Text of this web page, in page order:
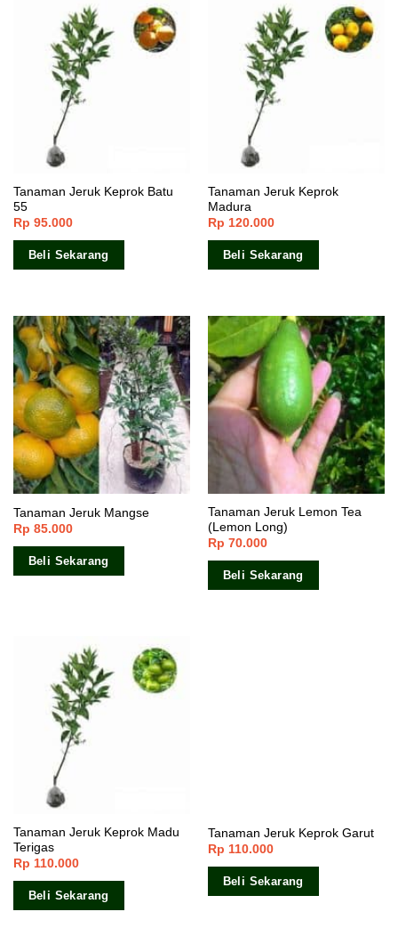
Tanaman Jeruk Keprok Batu
55
Rp 95.000
Beli Sekarang
Tanaman Jeruk Keprok
Madura
Rp 120.000
Beli Sekarang
Tanaman Jeruk Mangse
Rp 85.000
Beli Sekarang
Tanaman Jeruk Lemon Tea
(Lemon Long)
Rp 70.000
Beli Sekarang
Tanaman Jeruk Keprok Madu
Terigas
Rp 110.000
Beli Sekarang
Tanaman Jeruk Keprok Garut
Rp 110.000
Beli Sekarang